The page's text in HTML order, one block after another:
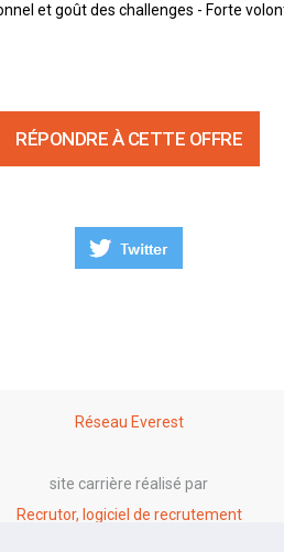
et goût des challenges - Forte
RÉPONDRE À CETTE OFFRE
Réseau Everest
site carrière réalisé par
Recrutor, logiciel de recrutement